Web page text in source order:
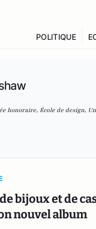
POLITIQUE
honoraire, École de design,
bijoux et de
nouvel album